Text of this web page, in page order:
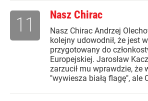
Nasz Chirac
Nasz Chirac Andrzej
kolejny udowodnił, że jest w
przygotowany do
Europejskiej. Jarosław
zarzucił mu wprawdzie, że
"wywiesza białą flagę", ale
11